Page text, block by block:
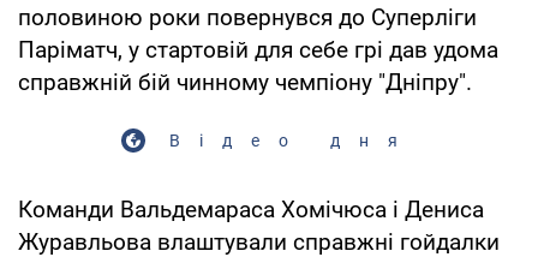
половиною роки повернувся до Суперліги
Паріматч, у стартовій для себе грі дав удома
справжній бій чинному чемпіону "Дніпру".
Відео дня
Команди Вальдемараса Хомічюса і Дениса
Журавльова влаштували справжні гойдалки